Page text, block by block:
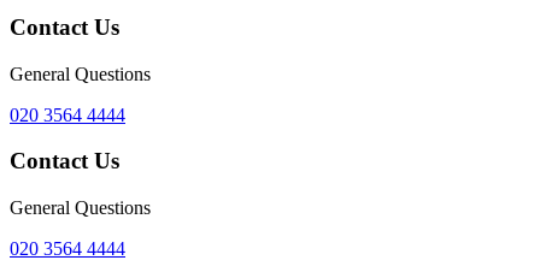
Contact Us
General Questions
020 3564 4444
Contact Us
General Questions
020 3564 4444